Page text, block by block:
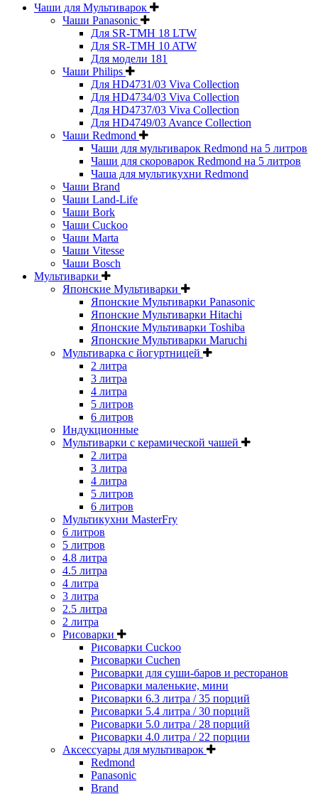
Чаши для Мультиварок
Чаши Panasonic
Для SR-TMH 18 LTW
Для SR-TMH 10 ATW
Для модели 181
Чаши Philips
Для HD4731/03 Viva Collection
Для HD4734/03 Viva Collection
Для HD4737/03 Viva Collection
Для HD4749/03 Avance Collection
Чаши Redmond
Чаши для мультиварок Redmond на 5 литров
Чаши для скороварок Redmond на 5 литров
Чаша для мультикухни Redmond
Чаши Brand
Чаши Land-Life
Чаши Bork
Чаши Cuckoo
Чаши Marta
Чаши Vitesse
Чаши Bosch
Мультиварки
Японские Мультиварки
Японские Мультиварки Panasonic
Японские Мультиварки Hitachi
Японские Мультиварки Toshiba
Японские Мультиварки Maruchi
Мультиварка с йогуртницей
2 литра
3 литра
4 литра
5 литров
6 литров
Индукционные
Мультиварки с керамической чашей
2 литра
3 литра
4 литра
5 литров
6 литров
Мультикухни MasterFry
6 литров
5 литров
4.8 литра
4.5 литра
4 литра
3 литра
2.5 литра
2 литра
Рисоварки
Рисоварки Cuckoo
Рисоварки Cuchen
Рисоварки для суши-баров и ресторанов
Рисоварки маленькие, мини
Рисоварки 6.3 литра / 35 порций
Рисоварки 5.4 литра / 30 порций
Рисоварки 5.0 литра / 28 порций
Рисоварки 4.0 литра / 22 порции
Аксессуары для мультиварок
Redmond
Panasonic
Brand